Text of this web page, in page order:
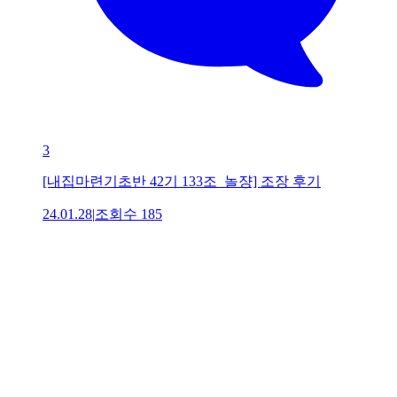
3
[내집마련기초반 42기 133조_놀쟝] 조장 후기
24.01.28|조회수 185